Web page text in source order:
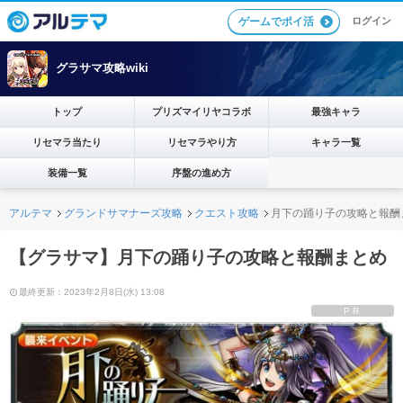
ゲームでポイ活 ログイン
グラサマ攻略wiki
トップ プリズマイリヤコラボ 最強キャラ
リセマラ当たり リセマラやり方 キャラ一覧
装備一覧 序盤の進め方
アルテマ グランドサマナーズ攻略 クエスト攻略 月下の踊り子の攻略と報
【グラサマ】月下の踊り子の攻略と報酬まとめ
最終更新：2023年2月8日(水) 13:08
PR